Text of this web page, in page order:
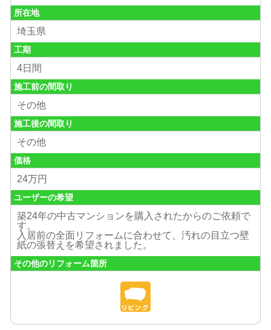
所在地
埼玉県
工期
4日間
施工前の間取り
その他
施工後の間取り
その他
価格
24万円
ユーザーの希望
築24年の中古マンションを購入されたからのご依頼で
す。
入居前の全面リフォームに合わせて、汚れの目立つ壁
紙の張替えを希望されました。
その他のリフォーム箇所